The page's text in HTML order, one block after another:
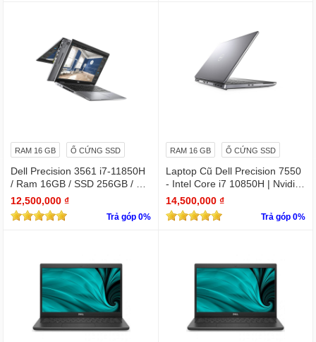
RAM 16 GB Ổ CỨNG SSD
Dell Precision 3561 i7-11850H
/ Ram 16GB / SSD 256GB / Mà
n 15.6″ IPS Full HD 1920×1080
IPS / VGA NVIDIA Quadro T60
0
12,500,000 ₫
Trả góp 0%
RAM 16 GB Ổ CỨNG SSD
Laptop Cũ Dell Precision 7550
- Intel Core i7 10850H | Nvidia
Quadro T1000
14,500,000 ₫
Trả góp 0%